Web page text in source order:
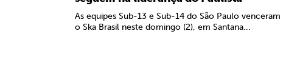
As equipes Sub-13 e Sub-14 do São Paulo venceram
o Ska Brasil neste domingo (2), em Santana...